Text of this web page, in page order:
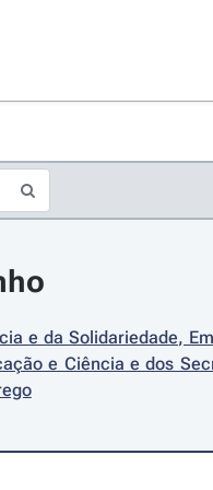
e da Solidariedade,
e Ciência e dos